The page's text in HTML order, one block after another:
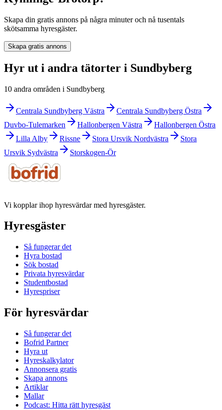
Skapa din gratis annons på några minuter och nå tusentals
skötsamma hyresgäster.
Skapa gratis annons
Hyr ut i andra tätorter i Sundbyberg
10 andra områden i Sundbyberg
Centrala Sundbyberg Västra
Centrala Sundbyberg Östra
Duvbo-Tulemarken
Hallonbergen Västra
Hallonbergen Östra
Lilla Alby
Rissne Stora Ursvik Nordvästra
Stora
Ursvik Sydvästra
Storskogen-Ör
Vi kopplar ihop hyresvärdar med hyresgäster.
Hyresgäster
Så fungerar det
Hyra bostad
Sök bostad
Privata hyresvärdar
Studentbostad
Hyrespriser
För hyresvärdar
Så fungerar det
Bofrid Partner
Hyra ut
Hyreskalkylator
Annonsera gratis
Skapa annons
Artiklar
Mallar
Podcast: Hitta rätt hyresgäst